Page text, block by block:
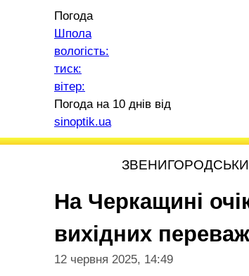
Погода
Шпола
вологість:
тиск:
вітер:
Погода на 10 днів від
sinoptik.ua
На Черкащині
вихідних
12 червня 2025, 14:49